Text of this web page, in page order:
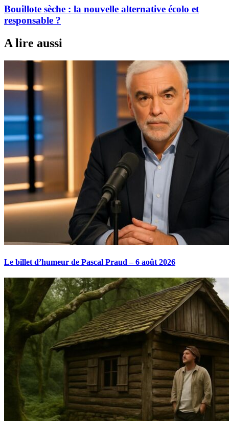
Bouillote sèche : la nouvelle alternative écolo et
responsable ?
A lire aussi
Le billet d’humeur de Pascal Praud – 6 août 2026